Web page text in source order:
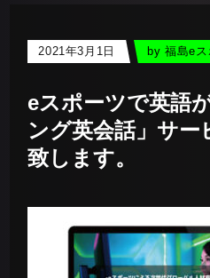
2021年3月1日 by福島e
eスポーツで英語
ング英会話」サー
致します。